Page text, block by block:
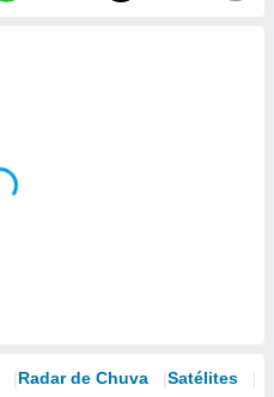
Radar de Chuva Satélites